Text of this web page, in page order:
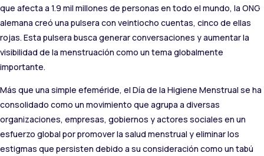
que afecta a 1.9 mil millones de personas en todo el mundo, la ONG
alemana creó una pulsera con veintiocho cuentas, cinco de ellas
rojas. Esta pulsera busca generar conversaciones y aumentar la
visibilidad de la menstruación como un tema globalmente
importante.
Más que una simple efeméride, el Día de la Higiene Menstrual se ha
consolidado como un movimiento que agrupa a diversas
organizaciones, empresas, gobiernos y actores sociales en un
esfuerzo global por promover la salud menstrual y eliminar los
estigmas que persisten debido a su consideración como un tabú